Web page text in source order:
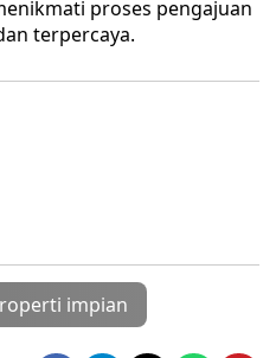
proses pengajuan
terpercaya.
impian